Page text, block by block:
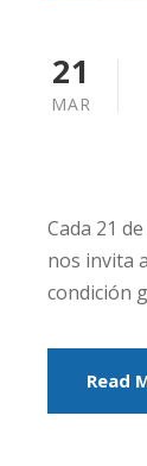
21
MAR
Cada 21
nos invita
condición
Read